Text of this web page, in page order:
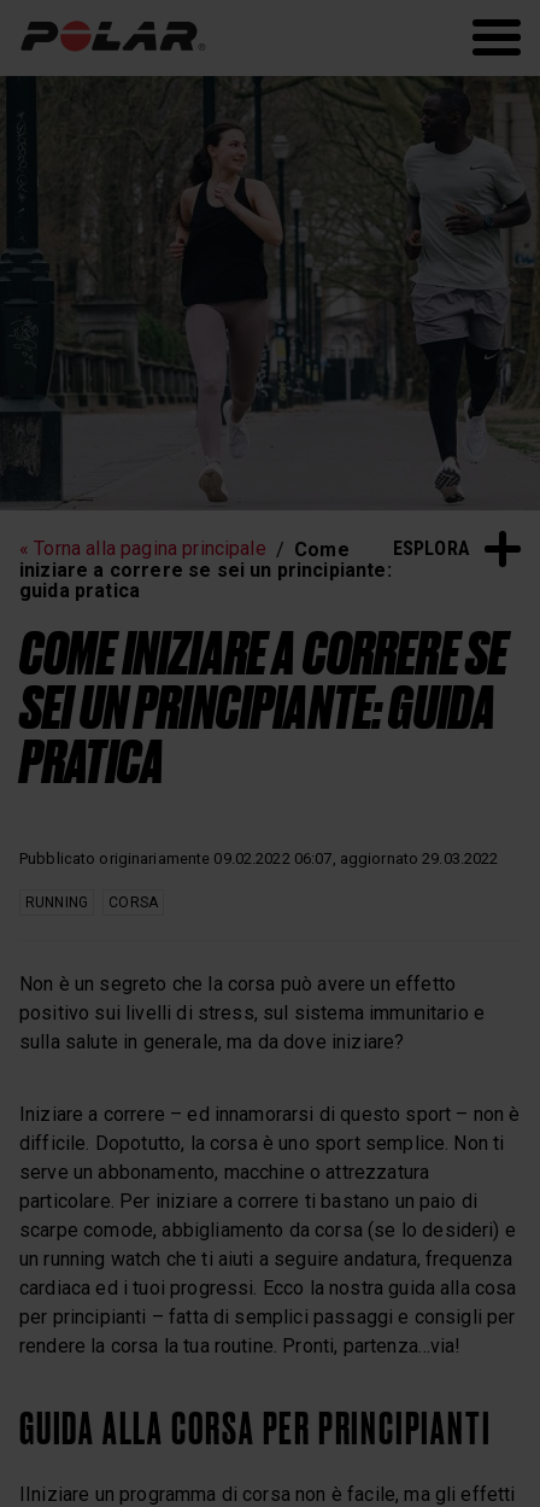
Polar Flow
ESPLORA
Frequenza cardiaca
Sonno e Recupero
Polar News
« Torna alla pagina principale
Come
iniziare a correre se sei un principiante:
guida pratica
COME INIZIARE A CORRERE SE
SEI UN PRINCIPIANTE: GUIDA
PRATICA
Pubblicato originariamente 09.02.2022 06:07, aggiornato 29.03.2022
RUNNING CORSA
Non è un segreto che la corsa può avere un effetto
positivo sui livelli di stress, sul sistema immunitario e
sulla salute in generale, ma da dove iniziare?
Iniziare a correre – ed innamorarsi di questo sport – non è
difficile. Dopotutto, la corsa è uno sport semplice. Non ti
serve un abbonamento, macchine o attrezzatura
particolare. Per iniziare a correre ti bastano un paio di
scarpe comode, abbigliamento da corsa (se lo desideri) e
un running watch che ti aiuti a seguire andatura, frequenza
cardiaca ed i tuoi progressi. Ecco la nostra guida alla cosa
per principianti – fatta di semplici passaggi e consigli per
rendere la corsa la tua routine. Pronti, partenza…via!
GUIDA ALLA CORSA PER PRINCIPIANTI
IIniziare un programma di corsa non è facile, ma gli effetti